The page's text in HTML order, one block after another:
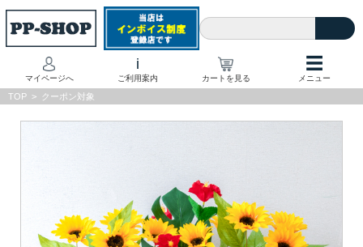
マイページへ
i
ご利用案内 カートを見る
☰
メニュー
TOP > クーポン対象